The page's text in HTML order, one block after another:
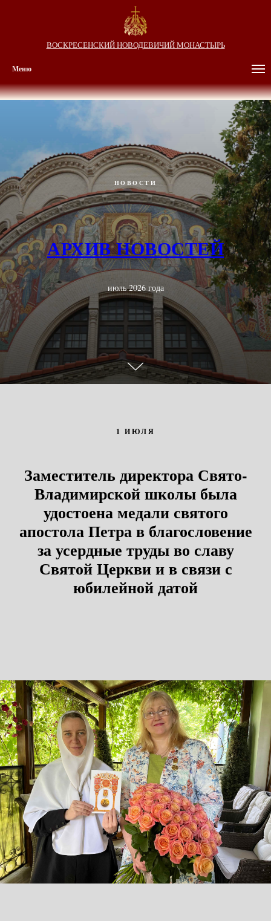
ВОСКРЕСЕНСКИЙ НОВОДЕВИЧИЙ МОНАСТЫРЬ
Меню
НОВОСТИ
АРХИВ НОВОСТЕЙ
июль 2026 года
1 ИЮЛЯ
Заместитель директора Свято-
Владимирской школы была
удостоена медали святого
апостола Петра в благословение
за усердные труды во славу
Святой Церкви и в связи с
юбилейной датой